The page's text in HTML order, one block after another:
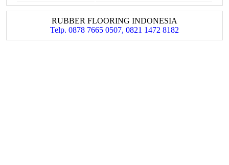
RUBBER FLOORING INDONESIA
Telp. 0878 7665 0507, 0821 1472 8182